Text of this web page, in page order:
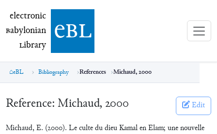
electronic Babylonian Library (eBL)
electronic
Babylonian
Library ebl
eBL Bibliography References Michaud, 2000
Reference: Michaud, 2000 Edit
Michaud, E. (2000). Le culte du dieu Kamal en Elam; une nouvelle